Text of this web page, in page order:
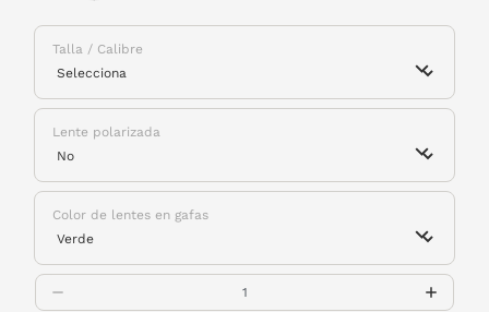
Talla / Calibre
Lente polarizada
Color de lentes en gafas